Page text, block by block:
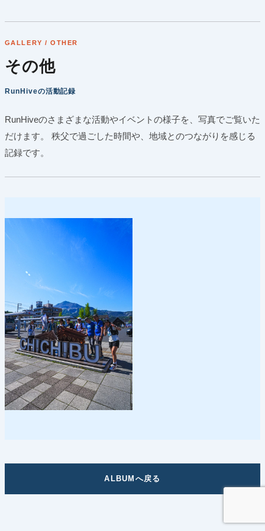
容
キ
プ
GALLERY / OTHER
その他
RunHiveの活動記録
RunHiveのさまざまな活動やイベントの様子を、写真でご覧いた
だけます。
秩父で過ごした時間や、地域とのつながりを感じる
記録です。
ALBUMへ戻る